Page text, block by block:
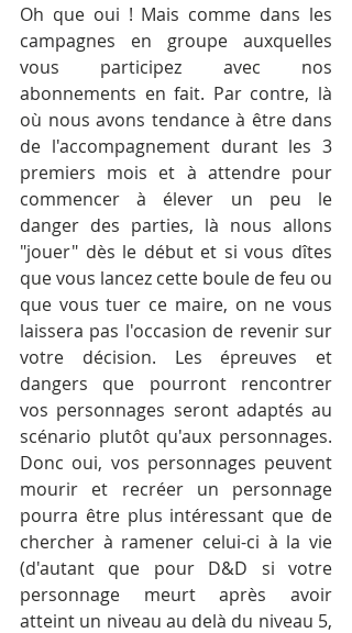
Oh que oui ! Mais comme dans les
campagnes en groupe auxquelles
vous participez avec nos
abonnements en fait. Par contre, là
où nous avons tendance à être dans
de l'accompagnement durant les 3
premiers mois et à attendre pour
commencer à élever un peu le
danger des parties, là nous allons
"jouer" dès le début et si vous dîtes
que vous lancez cette boule de feu ou
que vous tuer ce maire, on ne vous
laissera pas l'occasion de revenir sur
votre décision. Les épreuves et
dangers que pourront rencontrer
vos personnages seront adaptés au
scénario plutôt qu'aux personnages.
Donc oui, vos personnages peuvent
mourir et recréer un personnage
pourra être plus intéressant que de
chercher à ramener celui-ci à la vie
(d'autant que pour D&D si votre
personnage meurt après avoir
atteint un niveau au delà du niveau 5,